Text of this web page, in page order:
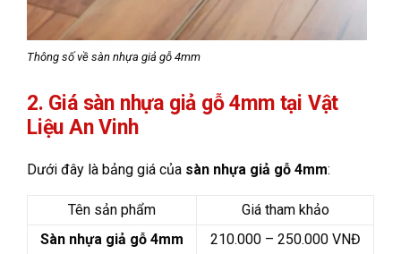
Thông số về sàn nhựa giả gỗ 4mm
2. Giá sàn nhựa giả gỗ 4mm tại Vật
Liệu An Vinh
Dưới đây là bảng giá của sàn nhựa giả gỗ 4mm:
Tên sản phẩm
Giá tham khảo
Sàn nhựa giả gỗ 4mm
210.000 – 250.000 VNĐ